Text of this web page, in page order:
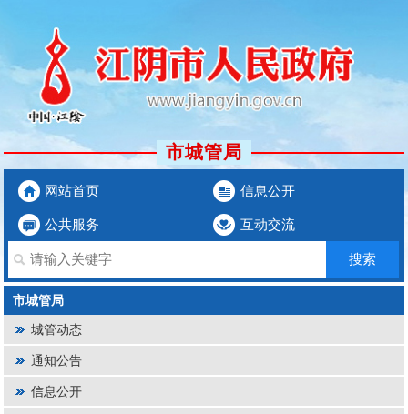
市城管局
网站首页 信息公开
公共服务 互动交流
市城管局
城管动态
通知公告
信息公开